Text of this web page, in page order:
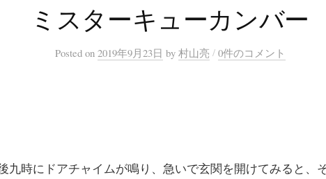
ミスターキューカンバー
Posted on 2019年9月23日 by 村山亮 / 0件のコメント
九時にドアチャイムが鳴り、急いで玄関を開けてみると、